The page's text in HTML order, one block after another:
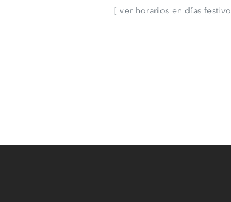
[ ver horarios en días